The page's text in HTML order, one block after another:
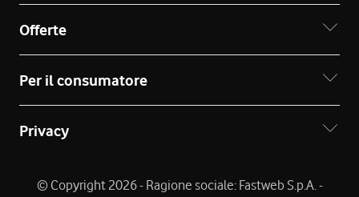
Offerte
Per il consumatore
Privacy
© Copyright 2026 - Ragione sociale: Fastweb S.p.A. -